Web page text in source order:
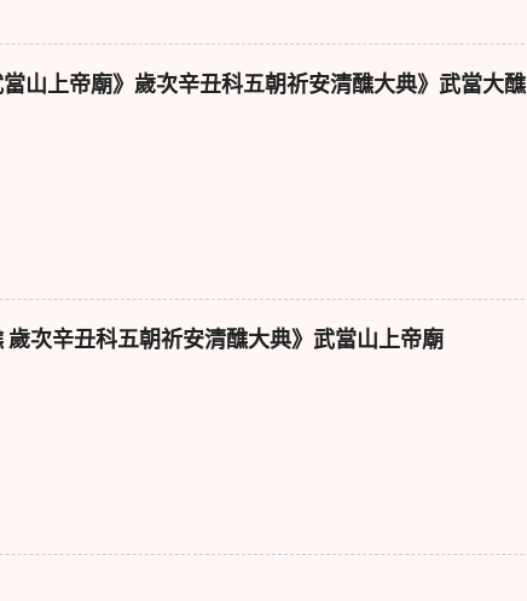
山上帝廟》歲次辛丑科五朝祈安清醮大典》武當大醮
次辛丑科五朝祈安清醮大典》武當山上帝廟